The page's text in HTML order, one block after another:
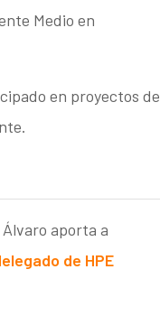
Medio en
en proyectos de
aporta a
de HPE